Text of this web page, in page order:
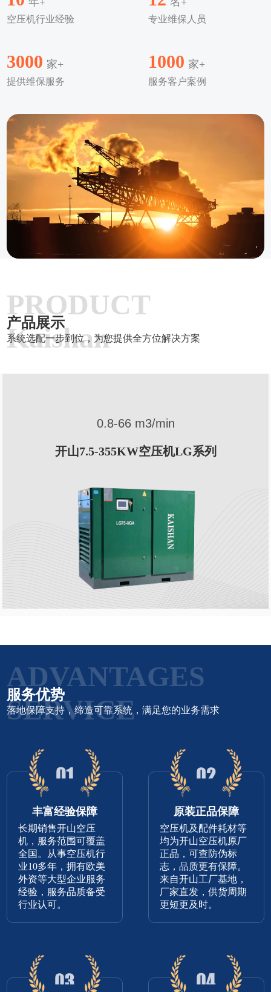
空压机行业经验 专业维保人员
3000 家+
提供维保服务
1000 家+
服务客户案例
PRODUCT
Kaishan
产品展示
系统选配一步到位，为您提供全方位解决方案
0.8-66 m3/min
开山7.5-355KW空压机LG系列
ADVANTAGES
SERVICE
服务优势
落地保障支持，缔造可靠系统，满足您的业务需求
丰富经验保障
长期销售开山空压
机，服务范围可覆盖
全国。从事空压机行
业10多年，拥有欧美
外资等大型企业服务
经验，服务品质备受
行业认可。
原装正品保障
空压机及配件耗材等
均为开山空压机原厂
正品，可查防伪标
志，品质更有保障。
来自开山工厂基地，
厂家直发，供货周期
更短更及时。